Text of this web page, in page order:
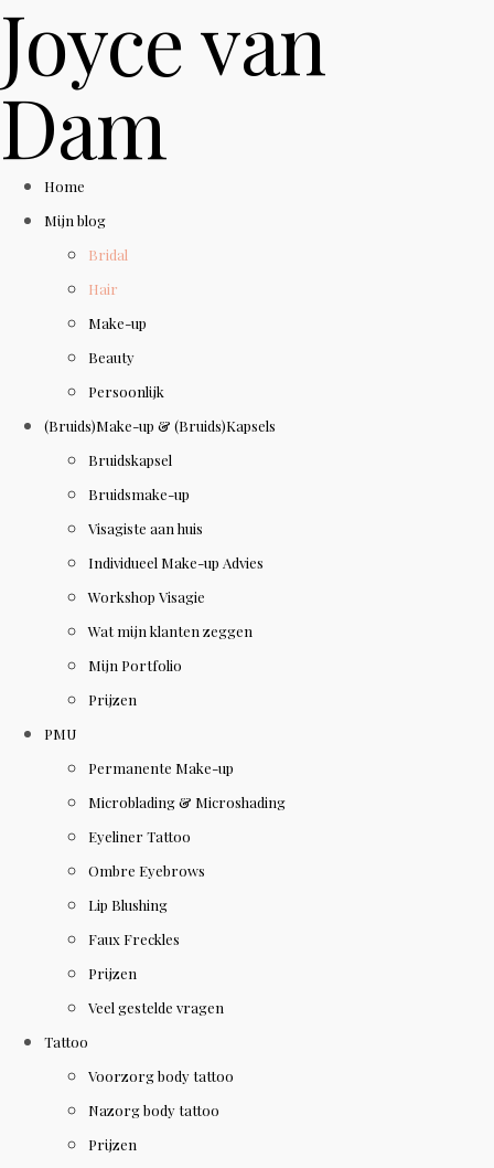
Joyce van
Dam
Home
Mijn blog
Bridal
Hair
Make-up
Beauty
Persoonlijk
(Bruids)Make-up & (Bruids)Kapsels
Bruidskapsel
Bruidsmake-up
Visagiste aan huis
Individueel Make-up Advies
Workshop Visagie
Wat mijn klanten zeggen
Mijn Portfolio
Prijzen
PMU
Permanente Make-up
Microblading & Microshading
Eyeliner Tattoo
Ombre Eyebrows
Lip Blushing
Faux Freckles
Prijzen
Veel gestelde vragen
Tattoo
Voorzorg body tattoo
Nazorg body tattoo
Prijzen